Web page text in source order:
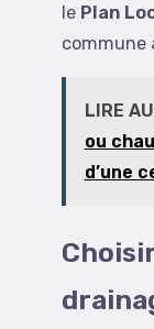
le Plan
commune
LIRE
ou
d’une